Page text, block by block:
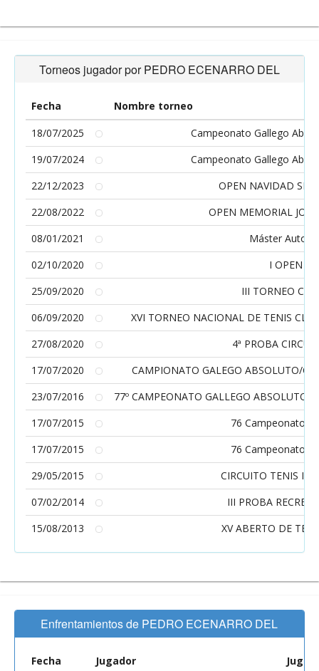
Torneos jugador por PEDRO ECENARRO DEL
Fecha
Nombre torneo
18/07/2025
Campeonato Gallego
19/07/2024
Campeonato Gallego
22/12/2023
OPEN NAVIDAD
22/08/2022
OPEN MEMORIAL
08/01/2021
Máster
02/10/2020
I OPEN
25/09/2020
III TORNEO
06/09/2020
XVI TORNEO NACIONAL DE TENIS
27/08/2020
4ª PROBA
17/07/2020
CAMPIONATO GALEGO ABSOLUTO/
23/07/2016
77º CAMPEONATO GALLEGO ABSOLUTO
17/07/2015
76 Campeonato
17/07/2015
76 Campeonato
29/05/2015
CIRCUITO TENIS IN
07/02/2014
III PROBA
15/08/2013
XV ABERTO DE
Enfrentamientos de PEDRO ECENARRO DEL
Fecha Jugador